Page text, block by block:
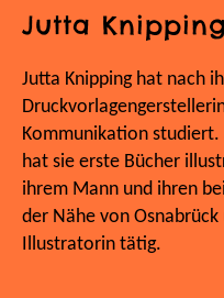
Jutta Knipping
Jutta Knipping hat nach
Kommunikation studiert.
hat sie erste Bücher
ihrem Mann und ihren
der Nähe von
Illustratorin tätig.